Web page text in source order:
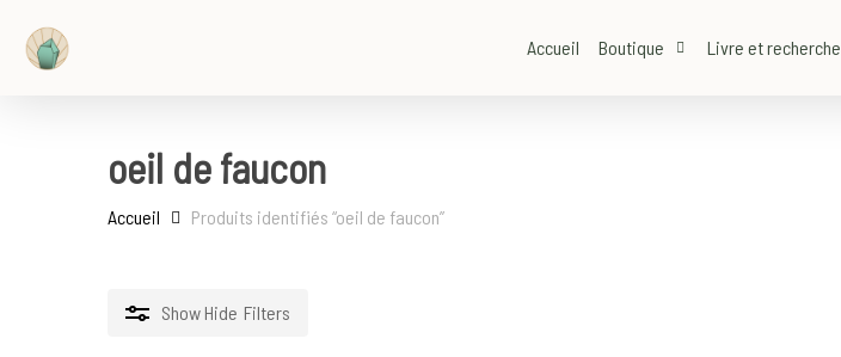
Accueil Boutique Livre et recherche
oeil de faucon
Accueil Produits identifiés “oeil de faucon”
Show Hide Filters